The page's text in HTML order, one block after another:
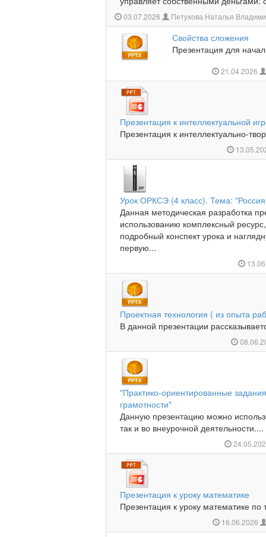
03.07.2026 Петухова Наталья
Свойства сложения
Презентация для
21.04.2026
Презентация к интеллектуальной
Презентация к интеллектуально-
Урок ОРКСЭ (4 класс). Тема:
Данная методическая разработка
использованию комплексный
подробный конспект урока и
первую...
Проектная технология ( из опыта
В данной презентации
"Практико-ориентированные
грамотности"
Данную презентацию можно
так и во внеурочной деятельности....
Презентация к уроку математике
Презентация к уроку математике
16.06.2026